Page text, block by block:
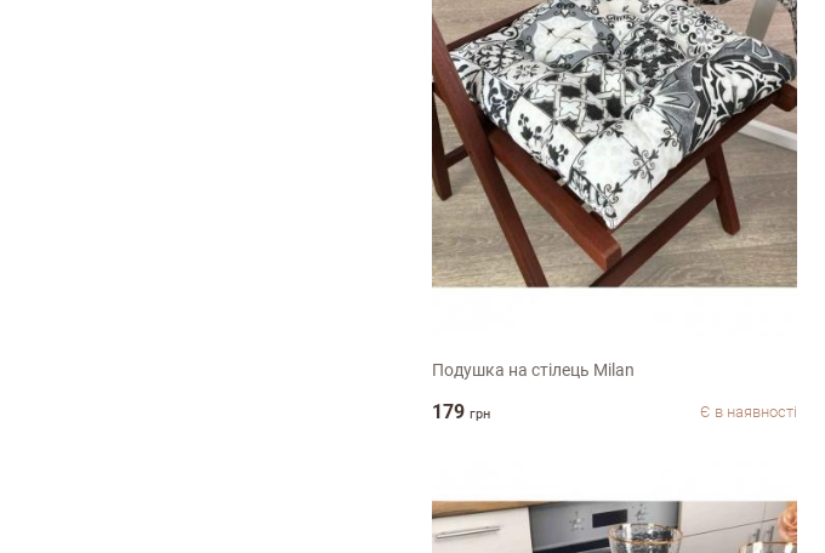
40х40см
Подушка на стілець Milan
179 грн Є в наявності
Залишити вiдгук про магазин
Коментар